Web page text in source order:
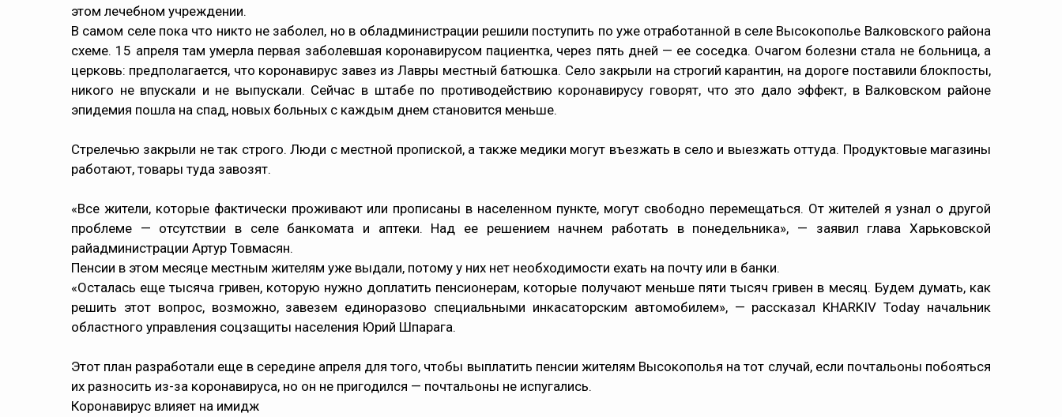
этом лечебном учреждении.
В самом селе пока что никто не заболел, но в обладминистрации решили поступить по уже отработанной в селе Высокополье Валковского района
схеме. 15 апреля там умерла первая заболевшая коронавирусом пациентка, через пять дней — ее соседка. Очагом болезни стала не больница, а
церковь: предполагается, что коронавирус завез из Лавры местный батюшка. Село закрыли на строгий карантин, на дороге поставили блокпосты,
никого не впускали и не выпускали. Сейчас в штабе по противодействию коронавирусу говорят, что это дало эффект, в Валковском районе
эпидемия пошла на спад, новых больных с каждым днем становится меньше.
Стрелечью закрыли не так строго. Люди с местной пропиской, а также медики могут въезжать в село и выезжать оттуда. Продуктовые магазины
работают, товары туда завозят.
«Все жители, которые фактически проживают или прописаны в населенном пункте, могут свободно перемещаться. От жителей я узнал о другой
проблеме — отсутствии в селе банкомата и аптеки. Над ее решением начнем работать в понедельника», — заявил глава Харьковской
райадминистрации Артур Товмасян.
Пенсии в этом месяце местным жителям уже выдали, потому у них нет необходимости ехать на почту или в банки.
«Осталась еще тысяча гривен, которую нужно доплатить пенсионерам, которые получают меньше пяти тысяч гривен в месяц. Будем думать, как
решить этот вопрос, возможно, завезем единоразово специальными инкасаторским автомобилем», — рассказал KHARKIV Today начальник
областного управления соцзащиты населения Юрий Шпарага.
Этот план разработали еще в середине апреля для того, чтобы выплатить пенсии жителям Высокополья на тот случай, если почтальоны побояться
их разносить из-за коронавируса, но он не пригодился — почтальоны не испугались.
Коронавирус влияет на имидж